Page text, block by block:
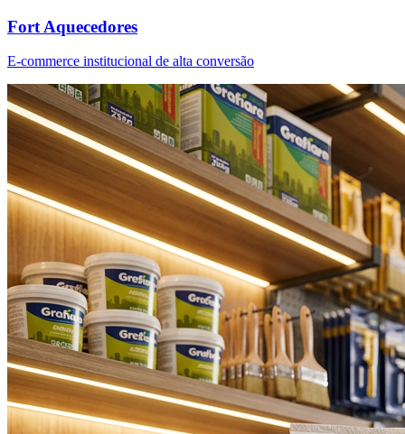
Fort Aquecedores
E-commerce institucional de alta conversão